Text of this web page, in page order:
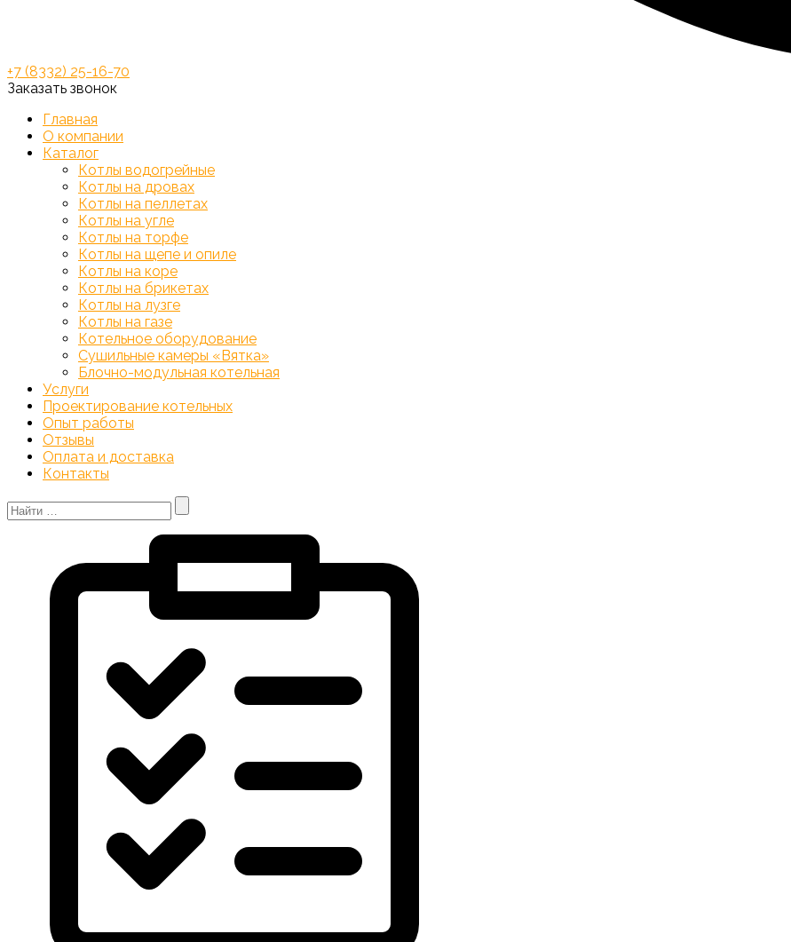
+7 (8332) 25-16-70
Заказать звонок
Главная
О компании
Каталог
Котлы водогрейные
Котлы на дровах
Котлы на пеллетах
Котлы на угле
Котлы на торфе
Котлы на щепе и опиле
Котлы на коре
Котлы на брикетах
Котлы на лузге
Котлы на газе
Котельное оборудование
Сушильные камеры «Вятка»
Блочно-модульная котельная
Услуги
Проектирование котельных
Опыт работы
Отзывы
Оплата и доставка
Контакты